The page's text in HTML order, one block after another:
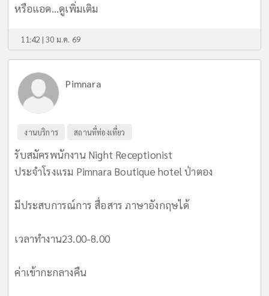
หรือแอด...ดูเพิ่มเติม
11:42 | 30 ม.ค. 69
Pimnara
งานบริการ สถานที่ท่องเที่ยว
รับสมัครพนักงาน Night Receptionist
ประจำโรงแรม Pimnara Boutique hotel ป่าตอง
มีประสบการณ์การ สื่อสาร ภาษาอังกฤษได้
เวลาทำงาน23.00-8.00
ค่าเข้ากะกลางคืน